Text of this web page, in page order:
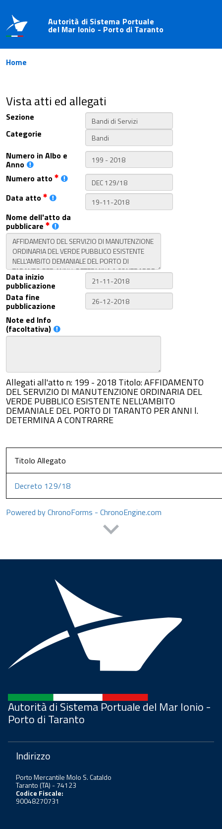
Autorità di Sistema Portuale
del Mar Ionio - Porto di Taranto
Home
Vista atti ed allegati
Sezione
Categorie
Numero in Albo e
Anno
Numero atto
Data atto
Nome dell'atto da
pubblicare
Data inizio
pubblicazione
Data fine
pubblicazione
Note ed Info
(facoltativa)
Allegati all'atto n: 199 - 2018 Titolo: AFFIDAMENTO
DEL SERVIZIO DI MANUTENZIONE ORDINARIA DEL
VERDE PUBBLICO ESISTENTE NELL'AMBITO
DEMANIALE DEL PORTO DI TARANTO PER ANNI l.
DETERMINA A CONTRARRE
Titolo Allegato
Decreto 129/18
Powered by ChronoForms - ChronoEngine.com
Autorità di Sistema Portuale del Mar Ionio -
Porto di Taranto
Indirizzo
Porto Mercantile Molo S. Cataldo
Taranto (TA) - 74123
Codice Fiscale:
90048270731